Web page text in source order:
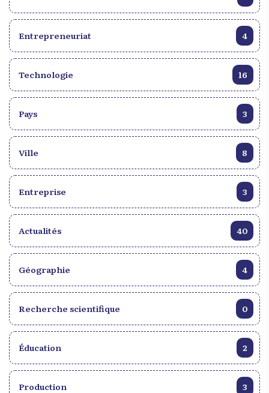
participation d’Haïti dans l’abolition de l’esclavage
l’histoire de l’humanité. À travers leur courage et
leur détermination, les Haïtiens ont ouvert la voie à
un avenir où la liberté et l’égalité sont des droits
haïtienne.
Entrepreneuriat 4
Technologie 16
Pays 3
Ville 8
Entreprise 3
Actualités 40
Géographie 4
Recherche scientifique 0
Éducation 2
Production 3